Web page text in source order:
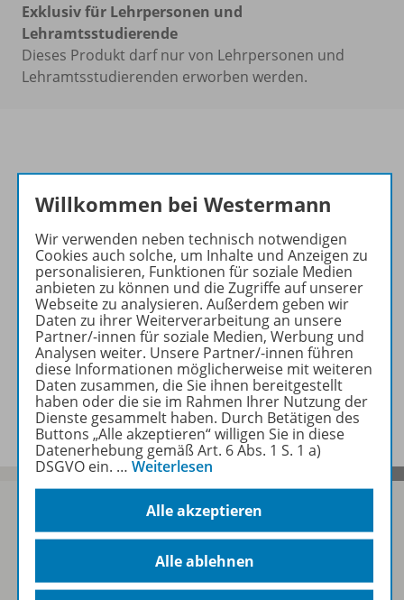
Exklusiv für Lehrpersonen und
Lehramtsstudierende
Dieses Produkt darf nur von Lehrpersonen und
Lehramtsstudierenden erworben werden.
Produktinformationen
Beschreibung
Zugehörige Produkte
Empfehlungen der Redaktion
Willkommen bei Westermann
Wir verwenden neben technisch notwendigen
Cookies auch solche, um Inhalte und Anzeigen zu
personalisieren, Funktionen für soziale Medien
anbieten zu können und die Zugriffe auf unserer
Webseite zu analysieren. Außerdem geben wir
Daten zu ihrer Weiterverarbeitung an unsere
Partner/-innen für soziale Medien, Werbung und
Analysen weiter. Unsere Partner/-innen führen
diese Informationen möglicherweise mit weiteren
Daten zusammen, die Sie ihnen bereitgestellt
haben oder die sie im Rahmen Ihrer Nutzung der
Dienste gesammelt haben. Durch Betätigen des
Buttons „Alle akzeptieren“ willigen Sie in diese
Datenerhebung gemäß Art. 6 Abs. 1 S. 1 a)
DSGVO ein. … Weiterlesen
Alle akzeptieren
Alle ablehnen